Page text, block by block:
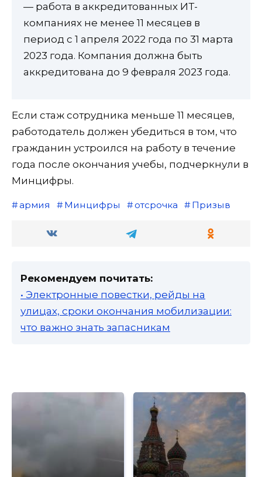
— работа в аккредитованных ИТ-
компаниях не менее 11 месяцев в
период с 1 апреля 2022 года по 31 марта
2023 года. Компания должна быть
аккредитована до 9 февраля 2023 года.
Если стаж сотрудника меньше 11 месяцев,
работодатель должен убедиться в том, что
гражданин устроился на работу в течение
года после окончания учебы, подчеркнули в
Минцифры.
армия Минцифры отсрочка Призыв
Рекомендуем почитать:
• Электронные повестки, рейды на
улицах, сроки окончания мобилизации:
что важно знать запасникам